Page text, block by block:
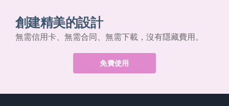
創建精美的設計
無需信用卡、無需合同、無需下載，沒有隱藏費用。
免費使用